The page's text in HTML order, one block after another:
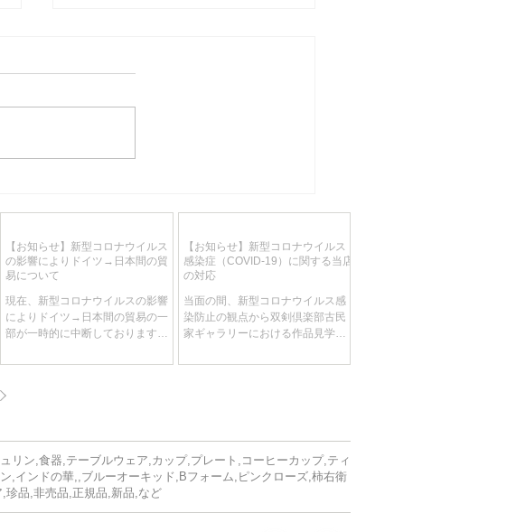
リミテッド・マスター・ワー
THE BUD」 Jörg danielcz
75×55cm/12.5Kg 超高額作品
【お知らせ】新型コロナウイルス
の影響によりドイツ→日本間の貿
易について
現在、新型コロナウイルスの影響
によりドイツ→日本間の貿易の一
部が一時的に中断しております。
ツ税関で留め置きされている状態
だきましたお客様のお荷物が大幅
【お知らせ】新型コロナウイルス
感染症（COVID-19）に関する当店
の対応
当面の間、新型コロナウイルス感
染防止の観点から双剣倶楽部古民
家ギャラリーにおける作品見学を
ナウイルス感染症（COVID-19）に
リン,食器,テーブルウェア,カップ,プレート,コーヒーカップ,ティ
,インドの華,,ブルーオーキッド,Bフォーム,ピンクローズ,柿右衛
珍品,非売品,正規品,新品,など